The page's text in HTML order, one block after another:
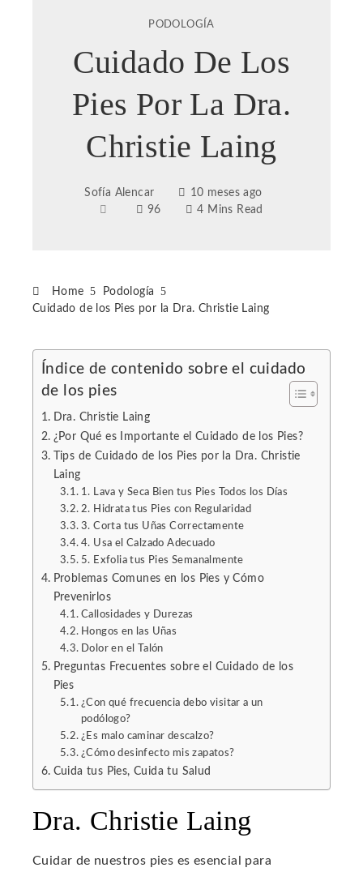
PODOLOGÍA
Cuidado De Los
Pies Por La Dra.
Christie Laing
Sofía Alencar
10 meses ago
96
4 Mins Read
Home
Podología
Cuidado de los Pies por la Dra. Christie Laing
Índice de contenido sobre el cuidado
de los pies
Dra. Christie Laing
¿Por Qué es Importante el Cuidado de los Pies?
Tips de Cuidado de los Pies por la Dra. Christie
Laing
1. Lava y Seca Bien tus Pies Todos los Días
2. Hidrata tus Pies con Regularidad
3. Corta tus Uñas Correctamente
4. Usa el Calzado Adecuado
5. Exfolia tus Pies Semanalmente
Problemas Comunes en los Pies y Cómo
Prevenirlos
Callosidades y Durezas
Hongos en las Uñas
Dolor en el Talón
Preguntas Frecuentes sobre el Cuidado de los
Pies
¿Con qué frecuencia debo visitar a un
podólogo?
¿Es malo caminar descalzo?
¿Cómo desinfecto mis zapatos?
Cuida tus Pies, Cuida tu Salud
Dra. Christie Laing
Cuidar de nuestros pies es esencial para